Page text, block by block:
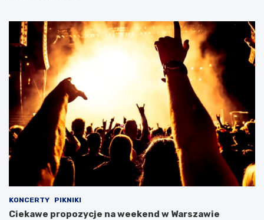
KONCERTY PIKNIKI
Ciekawe propozycje na weekend w Warszawie